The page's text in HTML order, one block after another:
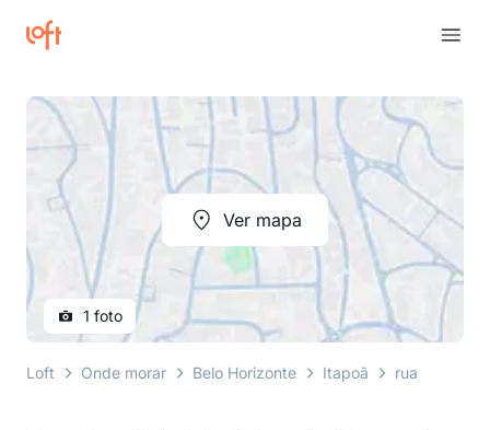
Ver mapa
1 foto
Loft Onde morar Belo Horizonte Itapoã rua doutor